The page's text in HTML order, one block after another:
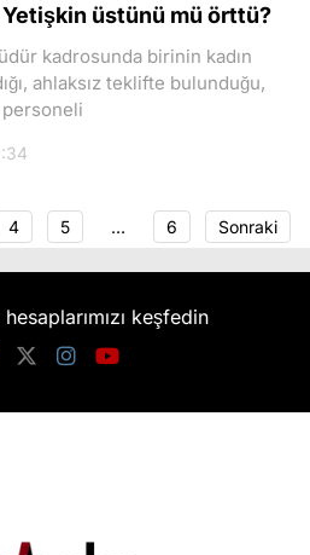
Yetişkin üstünü mü örttü?
kadrosunda birinin kadın
ahlaksız teklifte bulunduğu,
4 5 … 6 Sonraki
keşfedin